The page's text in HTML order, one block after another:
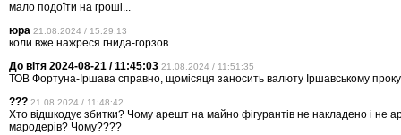
мало подоїти на гроші...
юра 21.08.2024 / 15:29:13
коли вже нажреся гнида-горзов
До вітя 2024-08-21 / 11:45:03 21.08.2024 / 11:51:35
ТОВ Фортуна-Іршава справно, щомісяця заносить валюту Іршавському
??? 21.08.2024 / 11:48:42
Хто відшкодує збитки? Чому арешт на майно фігурантів не накладено і не
мародерів? Чому????